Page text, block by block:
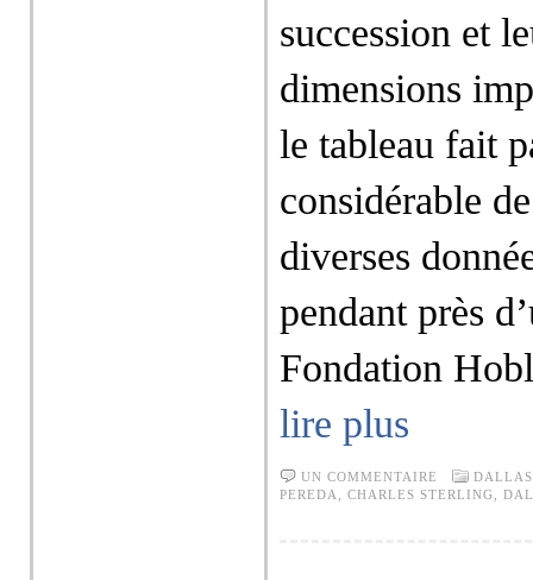
succession et
dimensions
le tableau fait
considérable
diverses
pendant près
Fondation
lire plus
UN COMMENTAIRE
PEREDA
CHARLES STERLING